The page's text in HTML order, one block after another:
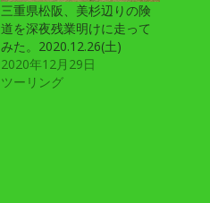
三重県松阪、美杉辺りの険
道を深夜残業明けに走って
みた。2020.12.26(土)
2020年12月29日
ツーリング